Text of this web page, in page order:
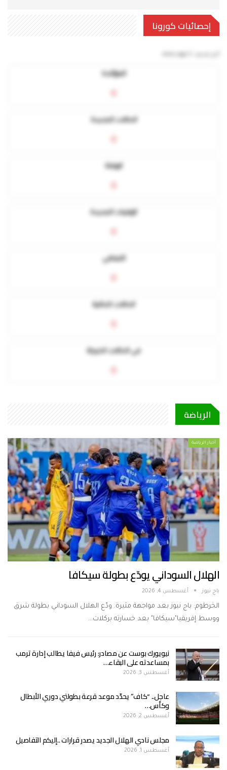
إحصائيات كورونا
التعافي
في الحالات الحرجة
الرياضة
أخبار الرياضة
الهلال السوداني يودّع بطولة سيكافا
باج نيوز أغسطس 4, 2026
الخرطوم: باج نيوز بعد مواجهة مثيرة. ودّع الهلال السوداني بطولة شرق
ووسط إفريقيا"سيكافا" بعد خسارته بركلات…
نيويورك بوست عن مصادر: رئيس فيفا يطالب إدارة ترمب
بمساعدته على البقاء…
أغسطس 3, 2026
عاجل.. “كاف” يحدّد موعد قرعة بطولتي دوري الأبطال
وكأس…
أغسطس 2, 2026
مجلس نادي الهلال الجديد يصدر قرارات ..إليكم التفاصيل
أغسطس 1, 2026